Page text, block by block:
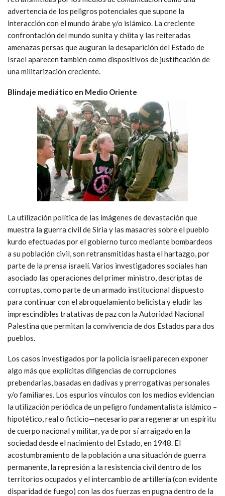
advertencia de los peligros potenciales que supone la
interacción con el mundo árabe y/o islámico. La creciente
confrontación del mundo sunita y chiita y las reiteradas
amenazas persas que auguran la desaparición del Estado de
Israel aparecen también como dispositivos de justificación de
una militarización creciente.
Blindaje mediático en Medio Oriente
La utilización política de las imágenes de devastación que
muestra la guerra civil de Siria y las masacres sobre el pueblo
kurdo efectuadas por el gobierno turco mediante bombardeos
a su población civil, son retransmitidas hasta el hartazgo, por
parte de la prensa israelí. Varios investigadores sociales han
asociado las operaciones del primer ministro, descriptas de
corruptas, como parte de un armado institucional dispuesto
para continuar con el abroquelamiento belicista y eludir las
imprescindibles tratativas de paz con la Autoridad Nacional
Palestina que permitan la convivencia de dos Estados para dos
pueblos.
Los casos investigados por la policía israelí parecen exponer
algo más que explícitas diligencias de corrupciones
prebendarias, basadas en dadivas y prerrogativas personales
y/o familiares. Los espurios vínculos con los medios evidencian
la utilización periódica de un peligro fundamentalista islámico –
hipotético, real o ficticio—necesario para regenerar un espíritu
de cuerpo nacional y militar, ya de por sí arraigado en la
sociedad desde el nacimiento del Estado, en 1948. El
acostumbramiento de la población a una situación de guerra
permanente, la represión a la resistencia civil dentro de los
territorios ocupados y el intercambio de artillería (con evidente
disparidad de fuego) con las dos fuerzas en pugna dentro de la